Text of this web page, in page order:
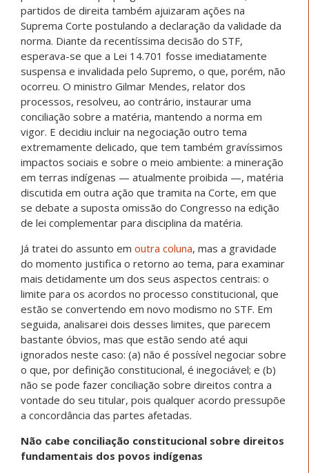
partidos de direita também ajuizaram ações na
Suprema Corte postulando a declaração da validade da
norma. Diante da recentíssima decisão do STF,
esperava-se que a Lei 14.701 fosse imediatamente
suspensa e invalidada pelo Supremo, o que, porém, não
ocorreu. O ministro Gilmar Mendes, relator dos
processos, resolveu, ao contrário, instaurar uma
conciliação sobre a matéria, mantendo a norma em
vigor. E decidiu incluir na negociação outro tema
extremamente delicado, que tem também gravíssimos
impactos sociais e sobre o meio ambiente: a mineração
em terras indígenas — atualmente proibida —, matéria
discutida em outra ação que tramita na Corte, em que
se debate a suposta omissão do Congresso na edição
de lei complementar para disciplina da matéria.
Já tratei do assunto em outra coluna, mas a gravidade
do momento justifica o retorno ao tema, para examinar
mais detidamente um dos seus aspectos centrais: o
limite para os acordos no processo constitucional, que
estão se convertendo em novo modismo no STF. Em
seguida, analisarei dois desses limites, que parecem
bastante óbvios, mas que estão sendo até aqui
ignorados neste caso: (a) não é possível negociar sobre
o que, por definição constitucional, é inegociável; e (b)
não se pode fazer conciliação sobre direitos contra a
vontade do seu titular, pois qualquer acordo pressupõe
a concordância das partes afetadas.
Não cabe conciliação constitucional sobre direitos
fundamentais dos povos indígenas